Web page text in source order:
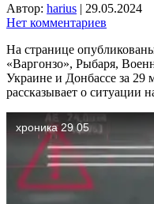
Автор: harius | 29.05.2024
Нет комментариев
На странице
«Варгонзо», Рыбаря,
Украине и Донбассе за 29
рассказывает о ситуации